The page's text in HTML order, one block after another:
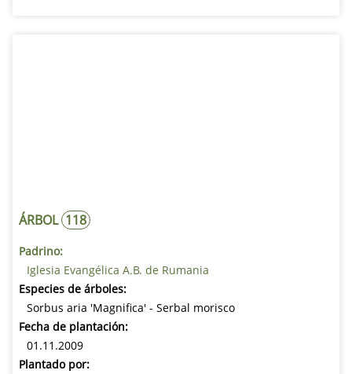
ÁRBOL 118
Padrino:
Iglesia Evangélica A.B. de Rumania
Especies de árboles:
Sorbus aria 'Magnifica' - Serbal morisco
Fecha de plantación:
01.11.2009
Plantado por: